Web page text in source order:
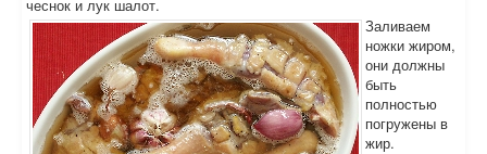
чеснок и лук шалот.
Заливаем
ножки жиром,
они должны
быть
полностью
погружены в
жир.